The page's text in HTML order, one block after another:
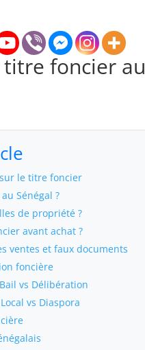
foncier
sur le titre foncier
Sénégal ?
de propriété ?
avant achat ?
ventes et faux documents
foncière
vs Délibération
vs Diaspora